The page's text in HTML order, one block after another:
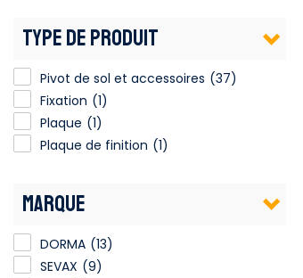
TYPE DE PRODUIT
Pivot de sol et accessoires (37)
Fixation (1)
Plaque (1)
Plaque de finition (1)
MARQUE
DORMA (13)
SEVAX (9)